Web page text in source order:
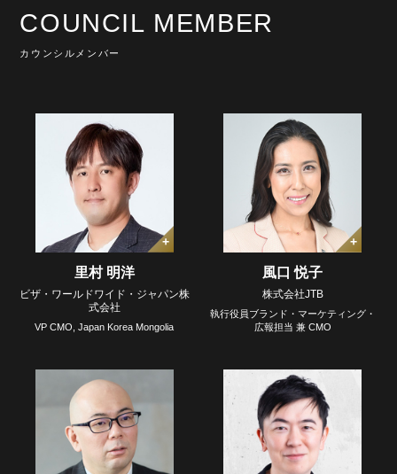
COUNCIL MEMBER
カウンシルメンバー
里村 明洋
ビザ・ワールドワイド・ジャパン株
式会社
VP CMO, Japan Korea Mongolia
風口 悦子
株式会社JTB
執行役員ブランド・マーケティング・
広報担当 兼 CMO